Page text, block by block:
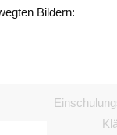
Bildern: